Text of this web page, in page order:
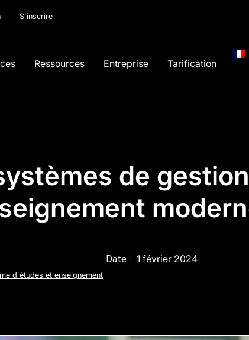
S'inscrire
Ressources Entreprise Tarification
de
d études et enseignement
Date : 1 février 2024